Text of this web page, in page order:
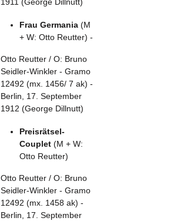
1911 (George Dillnutt)
Frau Germania (M
+ W: Otto Reutter) -
Otto Reutter / O: Bruno
Seidler-Winkler - Gramo
12492 (mx. 1456/ 7 ak) -
Berlin, 17. September
1912 (George Dillnutt)
Preisrätsel-
Couplet (M + W:
Otto Reutter)
Otto Reutter / O: Bruno
Seidler-Winkler - Gramo
12492 (mx. 1458 ak) -
Berlin, 17. September